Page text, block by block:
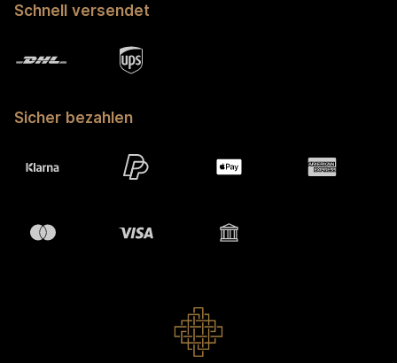
Schnell versendet
Sicher bezahlen